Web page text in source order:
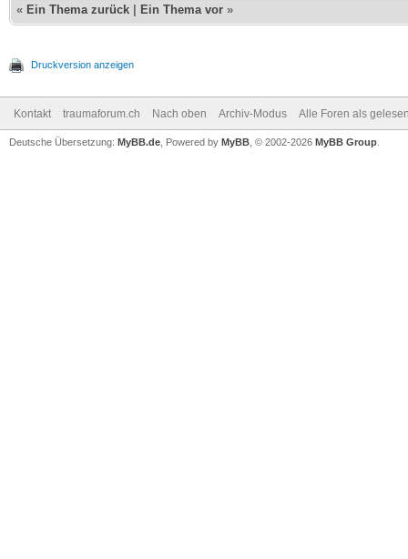
« Ein Thema zurück Ein Thema vor »
Druckversion anzeigen
Kontakt traumaforum.ch Nach oben Archiv-Modus Alle Foren als
Deutsche Übersetzung: MyBB.de , Powered by MyBB , © 2002-2026 MyBB Group